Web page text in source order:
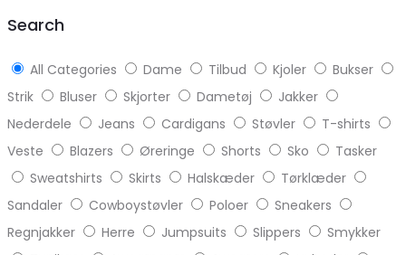
Search
All Categories Dame Tilbud Kjoler
Bukser
Strik
Bluser Skjorter Dametøj
Jakker
Nederdele
Jeans Cardigans Støvler
T-shirts
Veste
Blazers Øreringe Shorts Sko
Tasker
Sweatshirts
Skirts Halskæder
Tørklæder
Sandaler
Cowboystøvler Poloer
Sneakers
Regnjakker
Herre Jumpsuits Slippers
Smykker